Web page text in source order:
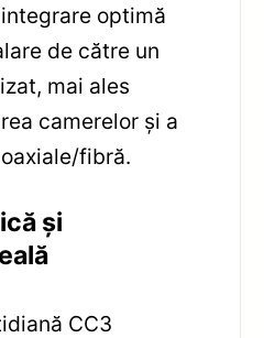
optimă
de către un
mai ales
camerelor și a
fibră.
și
CC3